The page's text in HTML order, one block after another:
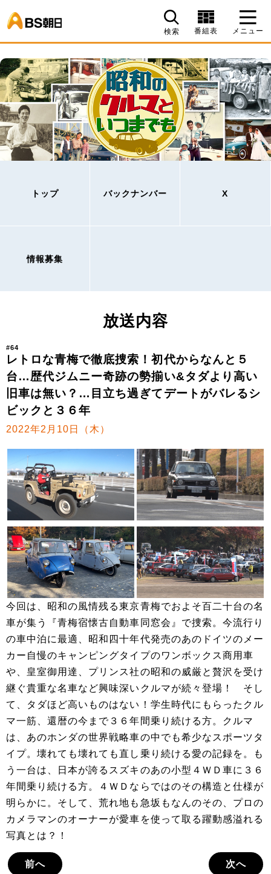
検索 番組表 メニュー
トップ バックナンバー X
情報募集
放送内容
#64
レトロな青梅で徹底捜索！初代からなんと５
台…歴代ジムニー奇跡の勢揃い&タダより高い
旧車は無い？…目立ち過ぎてデートがバレるシ
ビックと３６年
2022年2月10日（木）
今回は、昭和の風情残る東京青梅でおよそ百二十台の名
車が集う『青梅宿懐古自動車同窓会』で捜索。今流行り
の車中泊に最適、昭和四十年代発売のあのドイツのメー
カー自慢のキャンピングタイプのワンボックス商用車
や、皇室御用達、プリンス社の昭和の威厳と贅沢を受け
継ぐ貴重な名車など興味深いクルマが続々登場！ そし
て、タダほど高いものはない！学生時代にもらったクル
マ一筋、還暦の今まで３６年間乗り続ける方。クルマ
は、あのホンダの世界戦略車の中でも希少なスポーツタ
イプ。壊れても壊れても直し乗り続ける愛の記録を。も
う一台は、日本が誇るスズキのあの小型４ＷＤ車に３６
年間乗り続ける方。４ＷＤならではのその構造と仕様が
明らかに。そして、荒れ地も急坂もなんのその、プロの
カメラマンのオーナーが愛車を使って取る躍動感溢れる
写真とは？！
前へ 次へ